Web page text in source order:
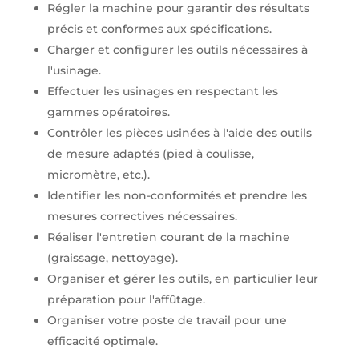
Régler la machine pour garantir des résultats
précis et conformes aux spécifications.
Charger et configurer les outils nécessaires à
l'usinage.
Effectuer les usinages en respectant les
gammes opératoires.
Contrôler les pièces usinées à l'aide des outils
de mesure adaptés (pied à coulisse,
micromètre, etc.).
Identifier les non-conformités et prendre les
mesures correctives nécessaires.
Réaliser l'entretien courant de la machine
(graissage, nettoyage).
Organiser et gérer les outils, en particulier leur
préparation pour l'affûtage.
Organiser votre poste de travail pour une
efficacité optimale.